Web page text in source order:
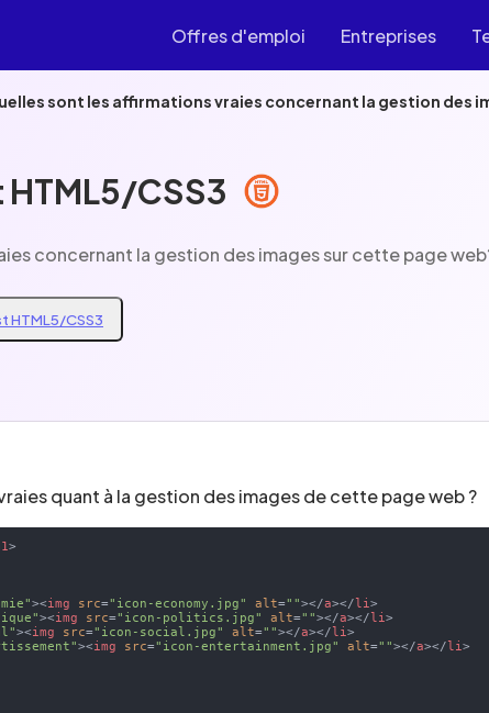
Offres d'emploi Entreprises
sont les affirmations vraies concernant la gestion des
CSS3
concernant la gestion des images sur cette page
HTML5/CSS3
quant à la gestion des images de cette page web ?
>
><img src="icon-economy.jpg" alt=""></a></ li>
><img src="icon-politics.jpg" alt=""></a></ li>
><img src="icon-social.jpg" alt=""></a></ li>
><img src="icon-entertainment.jpg" alt=""></a></ li>